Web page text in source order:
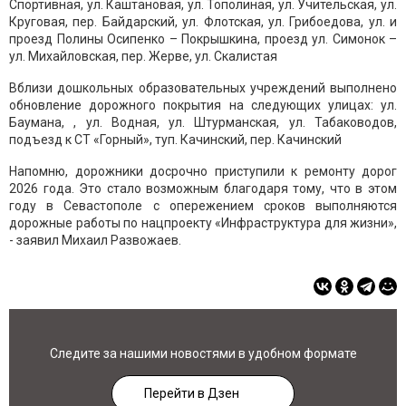
Спортивная, ул. Каштановая, ул. Тополиная, ул. Учительская, ул.
Круговая, пер. Байдарский, ул. Флотская, ул. Грибоедова, ул. и
проезд Полины Осипенко – Покрышкина, проезд ул. Симонок –
ул. Михайловская, пер. Жерве, ул. Скалистая
Вблизи дошкольных образовательных учреждений выполнено
обновление дорожного покрытия на следующих улицах: ул.
Баумана, , ул. Водная, ул. Штурманская, ул. Табаководов,
подъезд к СТ «Горный», туп. Качинский, пер. Качинский
Напомню, дорожники досрочно приступили к ремонту дорог
2026 года. Это стало возможным благодаря тому, что в этом
году в Севастополе с опережением сроков выполняются
дорожные работы по нацпроекту «Инфраструктура для жизни»,
- заявил Михаил Развожаев.
Следите за нашими новостями в удобном формате
Перейти в Дзен